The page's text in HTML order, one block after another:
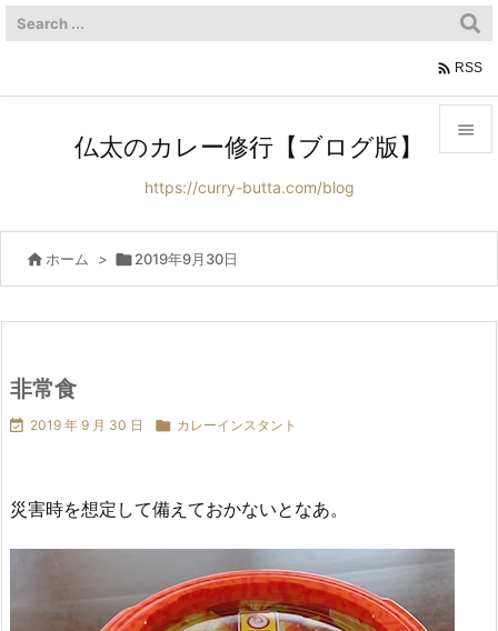



 RSS
仏太のカレー修行【ブログ版】
https://curry-butta.com/blog
 ホーム > 2019年9月30日
非常食
 2019 年 9 月 30 日  カレーインスタント
災害時を想定して備えておかないとなあ。